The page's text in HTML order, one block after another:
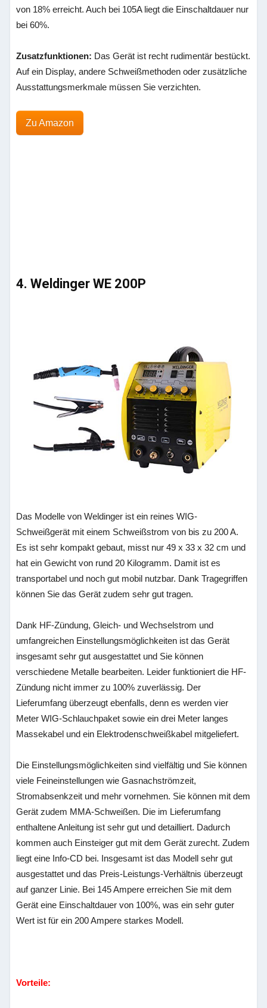
von 18% erreicht. Auch bei 105A liegt die Einschaltdauer nur
bei 60%.
Zusatzfunktionen: Das Gerät ist recht rudimentär bestückt.
Auf ein Display, andere Schweißmethoden oder zusätzliche
Ausstattungsmerkmale müssen Sie verzichten.
Zu Amazon
4. Weldinger WE 200P
Das Modelle von Weldinger ist ein reines WIG-
Schweißgerät mit einem Schweißstrom von bis zu 200 A.
Es ist sehr kompakt gebaut, misst nur 49 x 33 x 32 cm und
hat ein Gewicht von rund 20 Kilogramm. Damit ist es
transportabel und noch gut mobil nutzbar. Dank Tragegriffen
können Sie das Gerät zudem sehr gut tragen.
Dank HF-Zündung, Gleich- und Wechselstrom und
umfangreichen Einstellungsmöglichkeiten ist das Gerät
insgesamt sehr gut ausgestattet und Sie können
verschiedene Metalle bearbeiten. Leider funktioniert die HF-
Zündung nicht immer zu 100% zuverlässig. Der
Lieferumfang überzeugt ebenfalls, denn es werden vier
Meter WIG-Schlauchpaket sowie ein drei Meter langes
Massekabel und ein Elektrodenschweißkabel mitgeliefert.
Die Einstellungsmöglichkeiten sind vielfältig und Sie können
viele Feineinstellungen wie Gasnachströmzeit,
Stromabsenkzeit und mehr vornehmen. Sie können mit dem
Gerät zudem MMA-Schweißen. Die im Lieferumfang
enthaltene Anleitung ist sehr gut und detailliert. Dadurch
kommen auch Einsteiger gut mit dem Gerät zurecht. Zudem
liegt eine Info-CD bei. Insgesamt ist das Modell sehr gut
ausgestattet und das Preis-Leistungs-Verhältnis überzeugt
auf ganzer Linie. Bei 145 Ampere erreichen Sie mit dem
Gerät eine Einschaltdauer von 100%, was ein sehr guter
Wert ist für ein 200 Ampere starkes Modell.
Vorteile: